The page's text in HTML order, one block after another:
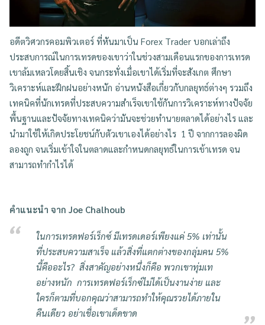
อดีตวิศวกรคอมพิวเตอร์ ที่หันมาเป็น Forex Trader บอกเล่าถึง
ประสบการณ์ในการเทรดของเขาว่าในช่วงสามเดือนแรกของการเทรด
เขาล้มเหลวโดยสิ้นเชิง จนกระทั่งเมื่อเขาได้เริ่มที่จะสังเกต ศึกษา
วิเคราะห์และฝึกฝนอย่างหนัก อ่านหนังสือเกี่ยวกับกลยุทธ์ต่างๆ รวมถึง
เทคนิคที่นักเทรดที่ประสบความสำเร็จเขาใช้กันการวิเคราะห์ทางปัจจัย
พื้นฐานและปัจจัยทางเทคนิคว่ามันจะช่วยทำนายตลาดได้อย่างไร และ
นำมาใช้ให้เกิดประโยชน์กับตัวเขาเองได้อย่างไร 1 ปี จากการลองผิด
ลองถูก จนเริ่มเข้าใจในตลาดและกำหนดกลยุทธ์ในการเข้าเทรด จน
สามารถทำกำไรได้
คำแนะนำ จาก Joe Chalhoub
ในการเทรดฟอร์เร็กซ์ มีเทรดเดอร์เพียงแค่ 5% เท่านั้น
ที่ประสบความสาเร็จ แล้วสิ่งที่แตกต่างของกลุ่มคน 5%
นี้คืออะไร? สิ่งสาคัญอย่างหนึ่งก็คือ พวกเขาทุ่มเท
อย่างหนัก การเทรดฟอร์เร็กซ์ไม่ได้เป็นงานง่าย และ
ใครก็ตามที่บอกคุณว่าสามารถทำให้คุณรวยได้ภายใน
คืนเดียว อย่าเชื่อเขาเด็ดขาด